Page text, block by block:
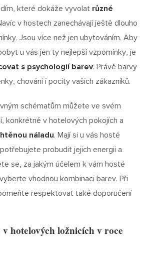
které dokáže vyvolat různé
v hostech zanechávají ještě dlouho
Jsou více než jen ubytováním. Aby
u vás jen ty nejlepší vzpomínky, je
s psychologií barev. Právě barvy
chování i pocity vašich zákazníků.
schématům můžete ve svém
konkrétně v hotelových pokojích a
náladu. Mají si u vás hosté
probudit jejich energii a
se, za jakým účelem k vám hosté
vhodnou kombinaci barev. Při
respektovat také doporučení
hotelových ložnicích v roce